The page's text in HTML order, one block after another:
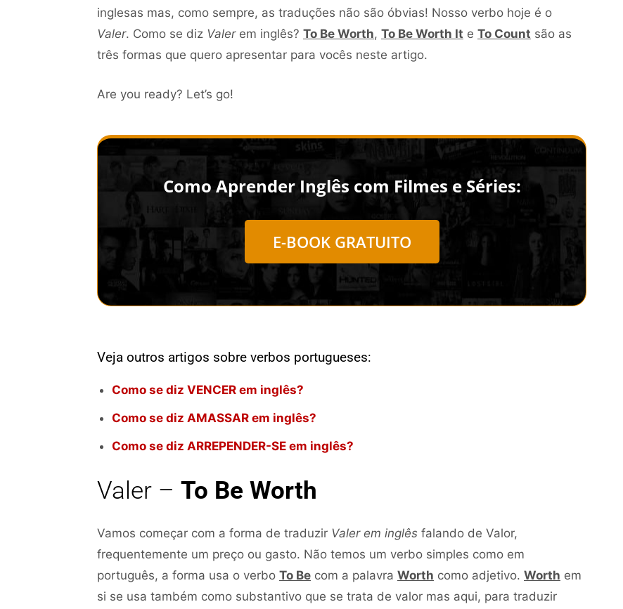
inglesas mas, como sempre, as traduções não são óbvias! Nosso verbo hoje é o
Valer. Como se diz Valerem inglês? To Be Worth, To Be Worth It e To Count são as
três formas que quero apresentar para vocês neste artigo.
Are you ready? Let’s go!
Como Aprender Inglês com Filmes e Séries:
E-BOOK GRATUITO
Veja outros artigos sobre verbos portugueses:
Como se diz VENCER em inglês?
Como se diz AMASSAR em inglês?
Como se diz ARREPENDER-SE em inglês?
Valer – To Be Worth
Vamos começar com a forma de traduzir Valer em inglês falando de Valor,
frequentemente um preço ou gasto. Não temos um verbo simples como em
português, a forma usa o verbo To Be com a palavra Worth como adjetivo. Worth em
si se usa também como substantivo que se trata de valor mas aqui, para traduzir